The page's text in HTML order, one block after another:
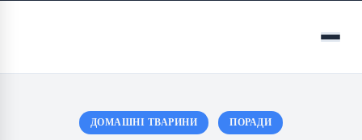
Menu
ДОМАШНІ ТВАРИНИ ПОРАДИ